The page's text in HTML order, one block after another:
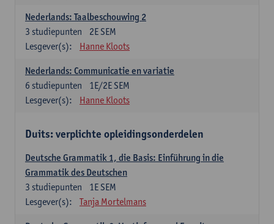
Nederlands: Taalbeschouwing 2
2E SEM
3 studiepunten
Lesgever(s):
Hanne Kloots
Nederlands: Communicatie en variatie
1E/2E SEM
6 studiepunten
Lesgever(s):
Hanne Kloots
Duits: verplichte opleidingsonderdelen
Deutsche Grammatik 1, die Basis: Einführung in die
Grammatik des Deutschen
1E SEM
3 studiepunten
Lesgever(s):
Tanja Mortelmans